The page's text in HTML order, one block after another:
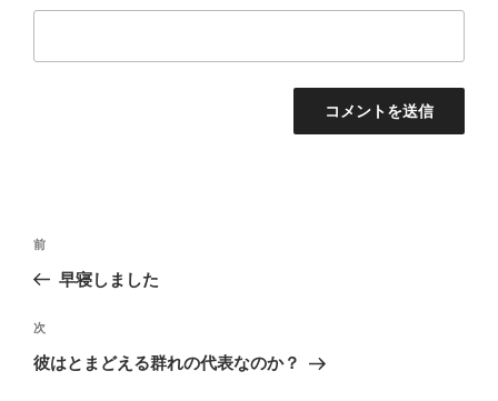
投
ビ
ゲ
前
の
稿
前
早寝しました
次
の
次
彼はとまどえる群れの代表なのか？